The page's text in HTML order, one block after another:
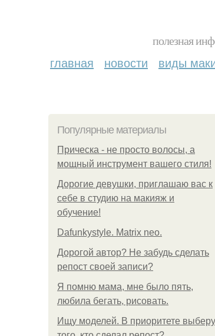
полезная
главная новости виды
Популярные материалы
Прическа - не просто волосы, а
мощный инструмент вашего стиля!
Дорогие девушки, приглашаю вас к
себе в студию на макияж и
обучение!
Dafunkystyle. Matrix neo.
Дорогой автор? Не забудь сделать
репост своей записи?
Я помню мама, мне было пять,
любила бегать, рисовать.
Ищу моделей. В приоритете выберу